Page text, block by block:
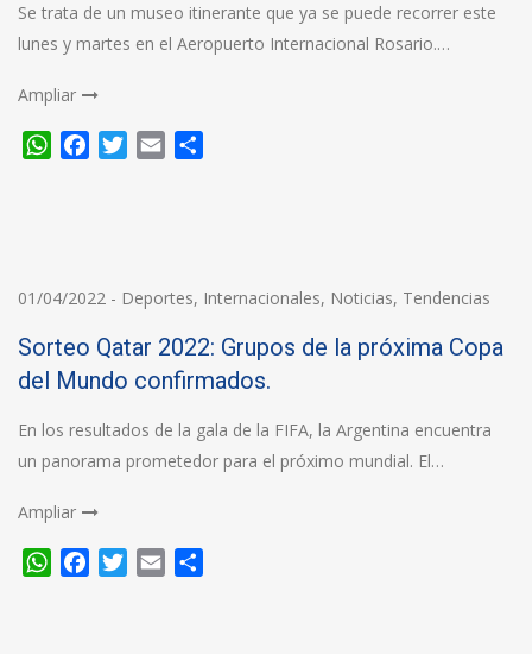
Se trata de un museo itinerante que ya se puede recorrer este
lunes y martes en el Aeropuerto Internacional Rosario.…
Ampliar
WhatsApp
FacebookTwitter
Email
01/04/2022 - Deportes, Internacionales, Noticias, Tendencias
Sorteo Qatar 2022: Grupos de la próxima Copa
del Mundo confirmados.
En los resultados de la gala de la FIFA, la Argentina encuentra
un panorama prometedor para el próximo mundial. El…
Ampliar
WhatsApp
FacebookTwitter
Email